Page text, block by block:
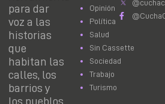
para dar
voz a las
historias
que
habitan las
calles, los
barrios y
los pueblos
Opinión
Política
Salud
Sin Cassette
Sociedad
Trabajo
Turismo